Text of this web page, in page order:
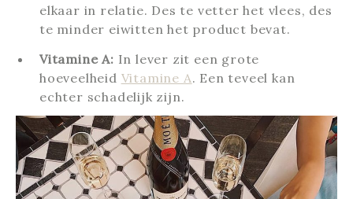
elkaar in relatie. Des te vetter het vlees, des
te minder eiwitten het product bevat.
Vitamine A: In lever zit een grote
hoeveelheid Vitamine A. Een teveel kan
echter schadelijk zijn.